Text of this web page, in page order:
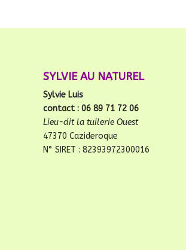
SYLVIE AU NATUREL
Sylvie Luis
contact : 06 89 71 72 06
Lieu-dit la tuilerie Ouest
47370 Cazideroque
N° SIRET : 82393972300016